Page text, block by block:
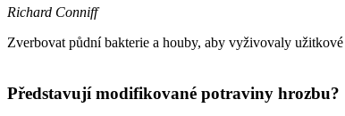
Richard Conniff
Zverbovat půdní bakterie a houby, aby vyživovaly
Představují modifikované potraviny hrozbu?